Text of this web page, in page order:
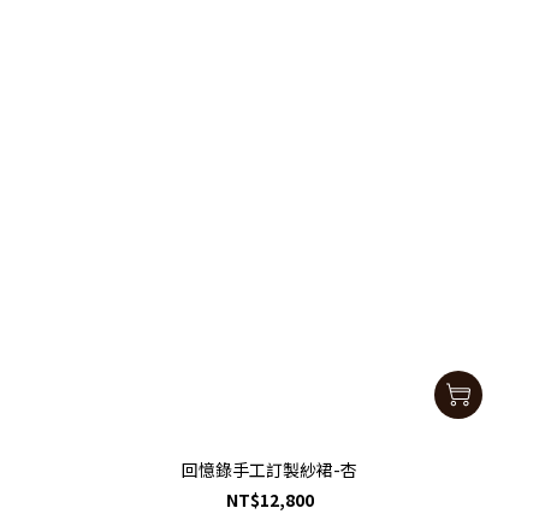
回憶錄手工訂製紗裙-杏
NT$12,800